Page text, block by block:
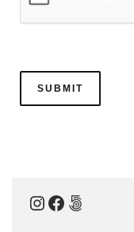
Instagram
Facebook
500px